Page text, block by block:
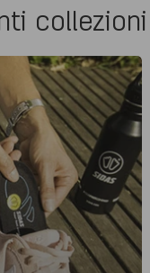
collezioni